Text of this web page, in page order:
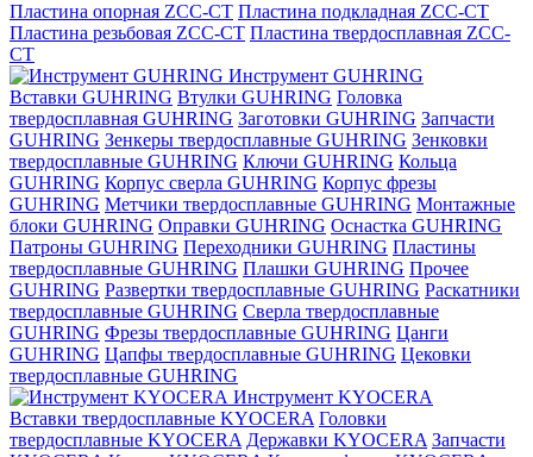
Пластина опорная ZCC-CT Пластина подкладная ZCC-CT
Пластина резьбовая ZCC-CT Пластина твердосплавная ZCC-
CT
Инструмент GUHRING
Вставки GUHRING Втулки GUHRING Головка
твердосплавная GUHRING Заготовки GUHRING Запчасти
GUHRING Зенкеры твердосплавные GUHRING Зенковки
твердосплавные GUHRING Ключи GUHRING Кольца
GUHRING Корпус сверла GUHRING Корпус фрезы
GUHRING Метчики твердосплавные GUHRING Монтажные
блоки GUHRING Оправки GUHRING Оснастка GUHRING
Патроны GUHRING Переходники GUHRING Пластины
твердосплавные GUHRING Плашки GUHRING Прочее
GUHRING Развертки твердосплавные GUHRING Раскатники
твердосплавные GUHRING Сверла твердосплавные
GUHRING Фрезы твердосплавные GUHRING Цанги
GUHRING Цапфы твердосплавные GUHRING Цековки
твердосплавные GUHRING
Инструмент KYOCERA
Вставки твердосплавные KYOCERA Головки
твердосплавные KYOCERA Державки KYOCERA Запчасти